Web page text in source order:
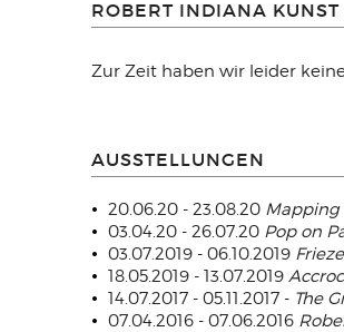
ROBERT INDIANA KUNST
Zur Zeit haben wir leider
AUSSTELLUNGEN
20.06.20 - 23.08.20 Mapping
03.04.20 - 26.07.20 Pop on
03.07.2019 - 06.10.2019
18.05.2019 - 13.07.2019
14.07.2017 - 05.11.2017 - The
07.04.2016 - 07.06.2016